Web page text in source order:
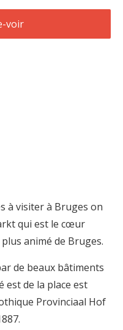
à visiter à Bruges on
qui est le cœur
plus animé de Bruges.
de beaux bâtiments
est de la place est
Provinciaal Hof